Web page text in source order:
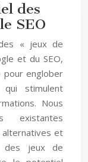
des
SEO
« jeux de
et du SEO,
pour englober
qui stimulent
Nous
existantes
et
des jeux de